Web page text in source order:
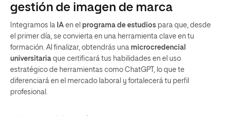
gestión de imagen de marca
Integramos la IA en el programa de estudios para que, desde
el primer día, se convierta en una herramienta clave en tu
formación. Al finalizar, obtendrás una microcredencial
universitaria que certificará tus habilidades en el uso
estratégico de herramientas como ChatGPT, lo que te
diferenciará en el mercado laboral y fortalecerá tu perfil
profesional.